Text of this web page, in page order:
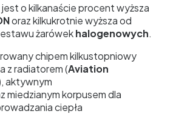
o kilkanaście procent wyższa
oraz kilkukrotnie wyższa od
żarówekhalogenowych.
chipem kilkustopniowy
z radiatorem (Aviation
aktywnym
miedzianym korpusem dla
ciepła